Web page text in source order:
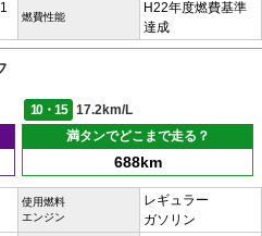
燃費性能
H22年度燃費基準
達成
10・15
17.2km/L
満タンでどこまで走る？
688km
使用燃料
エンジン
レギュラー
ガソリン